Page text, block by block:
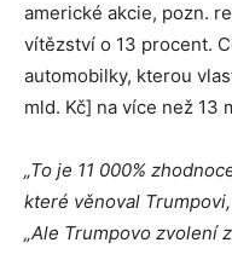
americké akcie, pozn.
vítězství o 13 procent.
automobilky, kterou
mld. Kč] na více než 13
„To je 11 000%
které věnoval
„Ale Trumpovo zvolení